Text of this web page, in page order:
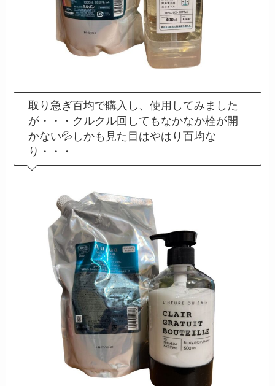
取り急ぎ百均で購入し、使用してみました
が・・・クルクル回してもなかなか栓が開
かない💦しかも見た目はやはり百均な
り・・・